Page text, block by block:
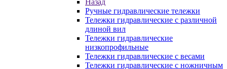
Назад
Ручные гидравлические тележки
Тележки гидравлические с различной
длиной вил
Тележки гидравлические
низкопрофильные
Тележки гидравлические с весами
Тележки гидравлические с ножничным